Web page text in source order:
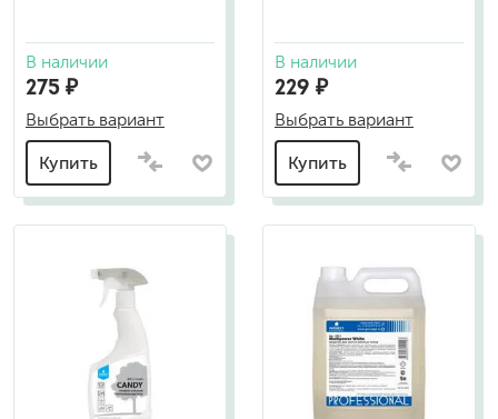
В наличии
275 ₽
Выбрать вариант
Купить
В наличии
229 ₽
Выбрать вариант
Купить